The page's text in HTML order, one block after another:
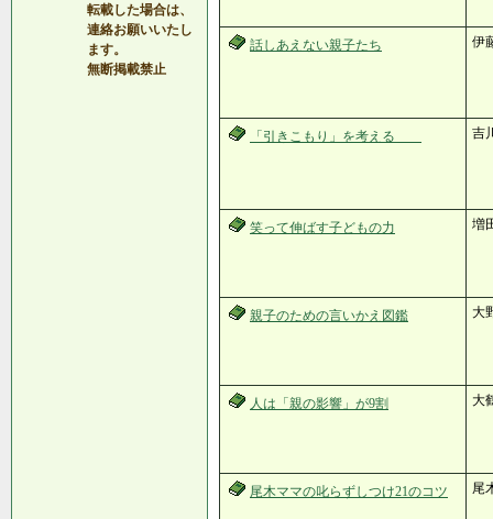
転載した場合は、
連絡お願いいたし
ます。
無断掲載禁止
話しあえない親子たち 伊
「引きこもり」を考える 吉
笑って伸ばす子どもの力 増
親子のための言いかえ図鑑 大
人は「親の影響」が9割 大
尾木ママの叱らずしつけ21のコツ 尾